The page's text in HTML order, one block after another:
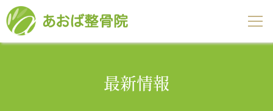
最新情報